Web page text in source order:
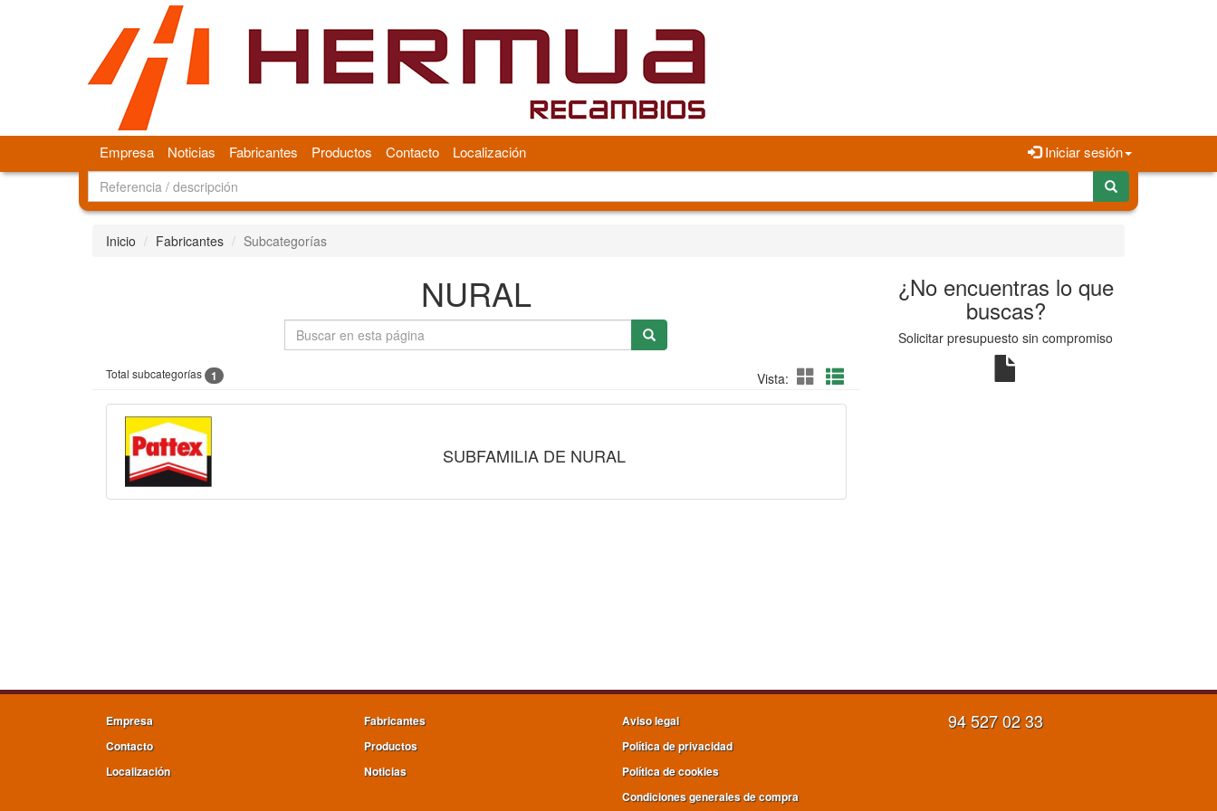
Iniciar sesión
Empresa Noticias Fabricantes Productos Contacto Localización
Inicio Fabricantes Subcategorías
NURAL
Total subcategorías 1 Vista:
SUBFAMILIA DE NURAL
¿No encuentras lo que
buscas?
Solicitar presupuesto sin compromiso
Empresa
Contacto
Localización
Fabricantes
Productos
Noticias
Aviso legal
Política de privacidad
Política de cookies
Condiciones generales de compra
94 527 02 33